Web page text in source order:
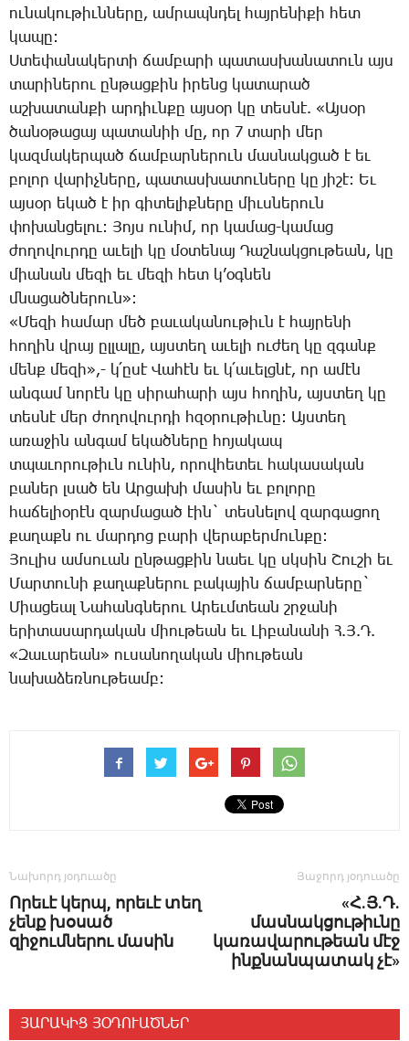
ու­նա­կու­թիւն­նե­րը, ամ­րապն­դել հայ­րե­նի­քի հետ
կա­պը:
Ս­տե­փա­նա­կեր­տի ճամ­բա­րի պա­տաս­խա­նա­տուն այս
տա­րի­նե­րու ըն­թաց­քին ի­րենց կա­տա­րած
աշ­խա­տան­քի ար­դիւն­քը այ­սօր կը տես­նէ. «Այ­սօր
ծա­նօ­թա­ցայ պա­տա­նիի մը, որ 7 տա­րի մեր
կազ­մա­կեր­պած ճամ­բար­նե­րուն մաս­նակ­ցած է եւ
բո­լոր վա­րիչ­նե­րը, պա­տաս­խա­տու­նե­րը կը յի­շէ: Եւ
այ­սօր ե­կած է իր գի­տե­լիք­նե­րը միւս­նե­րուն
փո­խան­ցե­լու: ­Յոյս ու­նիմ, որ կա­մաց-կա­մաց
ժո­ղո­վուր­դը ա­ւե­լի կը մօ­տե­նայ ­Դաշ­նակ­ցու­թեան, կը
միա­նան մե­զի եւ մե­զի հետ կ’օգ­նեն
մնա­ցած­նե­րուն»:
«­Մե­զի հա­մար մեծ բա­ւա­կա­նու­թիւն է հայ­րե­նի
հո­ղին վրայ ըլ­լա­լը, այս­տեղ ա­ւե­լի ու­ժեղ կը զգանք
մենք մե­զի»,- կ­՛ը­սէ ­Վա­հէն եւ կ­՛ա­ւելց­նէ, որ ա­մէն
ան­գամ նո­րէն կը սի­րա­հա­րի այս հո­ղին, այս­տեղ կը
տես­նէ մեր ժո­ղո­վուր­դի հզօ­րու­թիւ­նը: Այս­տեղ
ա­ռա­ջին ան­գամ ե­կած­նե­րը հո­յա­կապ
տպա­ւո­րու­թիւն ու­նին, ո­րով­հե­տեւ հա­կա­սա­կան
բա­ներ լսած են Ար­ցա­խի մա­սին եւ բո­լո­րը
հա­ճե­լիօ­րէն զար­մա­ցած էին` տես­նե­լով զար­գա­ցող
քա­ղաքն ու մար­դոց բա­րի վե­րա­բեր­մուն­քը:
­Յու­լիս ամ­սո­ւան ըն­թաց­քին նաեւ կը սկսին ­Շու­շի եւ
­Մար­տու­նի քա­ղաք­նե­րու բա­կա­յին ճամ­բար­նե­րը`
­Միա­ցեալ ­Նա­հանգ­նե­րու Ա­րեւմ­տեան շրջա­նի
ե­րի­տա­սար­դա­կան միու­թեան եւ ­Լի­բա­նա­նի Հ.Յ.Դ.
«­Զա­ւա­րեան» ու­սա­նո­ղա­կան միու­թեան
նա­խա­ձեռ­նու­թեամբ:
Նախորդ յօդուածը
Որեւէ կերպ, որեւէ տեղ
չենք խօսած
զիջումներու մասին
Յաջորդ յօդուածը
«Հ.Յ.Դ.
մասնակցութիւնը
կառավարութեան մէջ
ինքնանպատակ չէ»
ՅԱՐԱԿԻՑ ՅՕԴՈՒԱԾՆԵՐ